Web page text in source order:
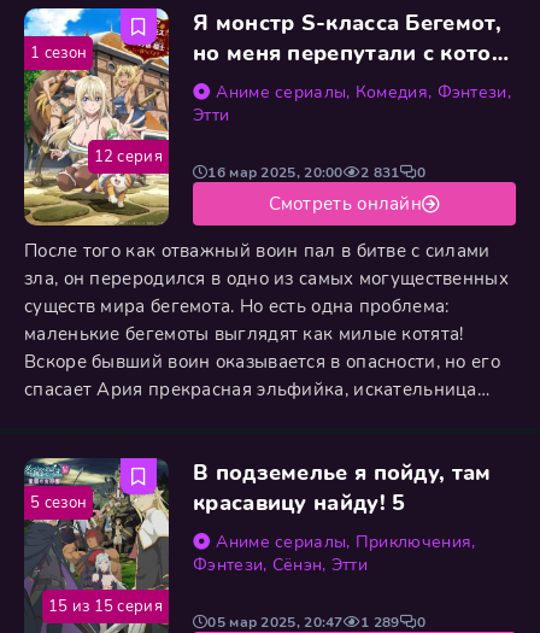
Впрочем, этот таинственный дар не даётся даром.
Чтобы использовать его, Такане должна расстаться с
предметом нижнего белья. Когда она
Я монстр S-класса Бегемот,
но меня перепутали с котом,
и я живу у эльфийки как
домашний питомец
Аниме сериалы, Комедия, Фэнтези,
Этти
После того как отважный воин пал в битве с силами
зла, он переродился в одно из самых могущественных
существ мира бегемота. Но есть одна проблема:
маленькие бегемоты выглядят как милые котята!
Вскоре бывший воин оказывается в опасности, но его
спасает Ария прекрасная эльфийка, искательница
видит в нём только милую игрушку, он остаётся
монстром ранга S, почти непобедимым. Его силы будут
проверены,
16 мар 2025, 20:00 2 831 0
Смотреть онлайн
12 серия
1 сезон
В подземелье я пойду, там
красавицу найду! 5
Аниме сериалы, Приключения,
Фэнтези, Сёнэн, Этти
05 мар 2025, 20:47 1 289 0
15 из 15 серия
5 сезон